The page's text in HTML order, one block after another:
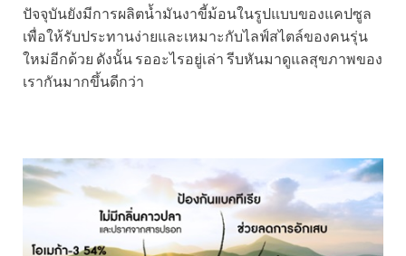
ปัจจุบันยังมีการผลิตน้ำมันงาขี้ม้อนในรูปแบบของแคปซูล
เพื่อให้รับประทานง่ายและเหมาะกับไลฟ์สไตล์ของคนรุ่น
ใหม่อีกด้วย ดังนั้น รออะไรอยู่เล่า รีบหันมาดูแลสุขภาพของ
เรากันมากขึ้นดีกว่า